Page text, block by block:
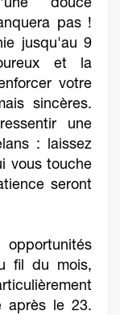
douce
pas !
jusqu'au 9
et la
votre
sincères.
une
: laissez
vous touche
seront
fil du mois,
après le 23.